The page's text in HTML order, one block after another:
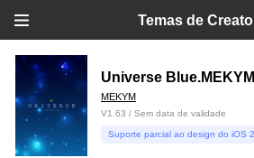
Temas de
Universe
MEKYM
V1.63 / Sem data de validade
Suporte parcial ao design do iOS